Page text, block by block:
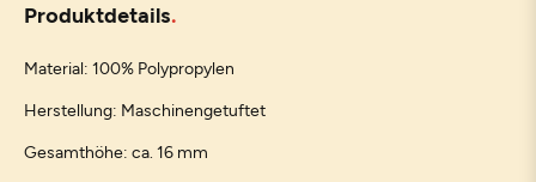
Produktdetails
Material: 100% Polypropylen
Herstellung: Maschinengetuftet
Gesamthöhe: ca. 16 mm